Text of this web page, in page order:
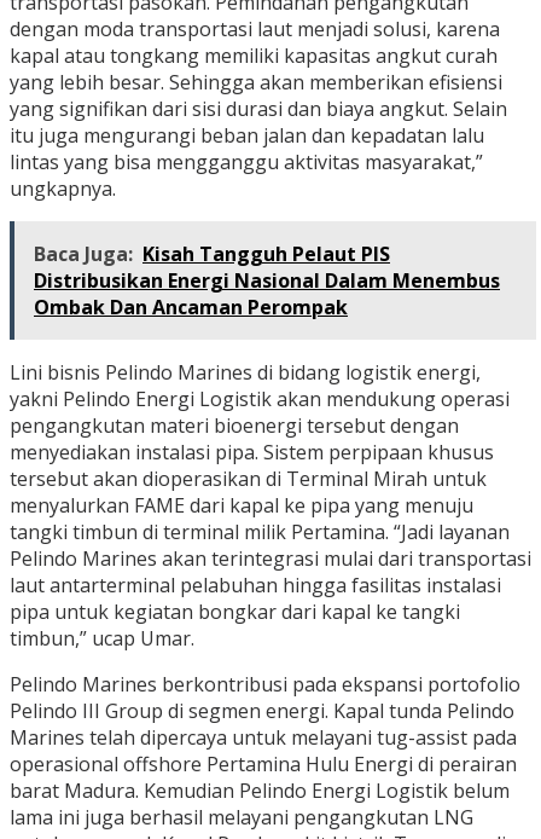
dengan moda transportasi laut menjadi solusi, karena
kapal atau tongkang memiliki kapasitas angkut curah
yang lebih besar. Sehingga akan memberikan efisiensi
yang signifikan dari sisi durasi dan biaya angkut. Selain
itu juga mengurangi beban jalan dan kepadatan lalu
lintas yang bisa mengganggu aktivitas masyarakat,”
ungkapnya.
Baca Juga: Kisah Tangguh Pelaut PIS
Distribusikan Energi Nasional Dalam Menembus
Ombak Dan Ancaman Perompak
Lini bisnis Pelindo Marines di bidang logistik energi,
yakni Pelindo Energi Logistik akan mendukung operasi
pengangkutan materi bioenergi tersebut dengan
menyediakan instalasi pipa. Sistem perpipaan khusus
tersebut akan dioperasikan di Terminal Mirah untuk
menyalurkan FAME dari kapal ke pipa yang menuju
tangki timbun di terminal milik Pertamina. “Jadi layanan
Pelindo Marines akan terintegrasi mulai dari transportasi
laut antarterminal pelabuhan hingga fasilitas instalasi
pipa untuk kegiatan bongkar dari kapal ke tangki
timbun,” ucap Umar.
Pelindo Marines berkontribusi pada ekspansi portofolio
Pelindo III Group di segmen energi. Kapal tunda Pelindo
Marines telah dipercaya untuk melayani tug-assist pada
operasional offshore Pertamina Hulu Energi di perairan
barat Madura. Kemudian Pelindo Energi Logistik belum
lama ini juga berhasil melayani pengangkutan LNG